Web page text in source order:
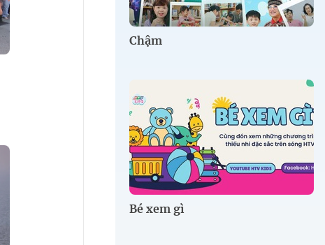
Chậm
Bé xem gì